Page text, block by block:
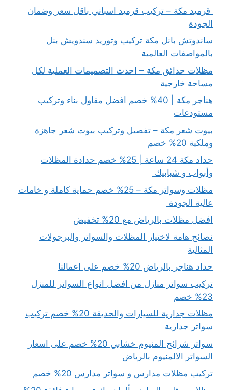
قرميد مكة – تركيب قرميد اسباني باقل سعر وضمان
الجودة
ساندوتش بانل مكة تركيب وتوريد سندويش بنل
بالمواصفات العالمية
مظلات حدائق مكة – احدث التصميمات العملية لكل
مساحة خارجية
هناجر مكة | 40% خصم افضل مقاول بناء وتركيب
مستودعات
بيوت شعر مكة – تفصيل وتركيب بيوت شعر جاهزة
وملكية 20% خصم
حداد مكة 24 ساعة | 25% خصم حدادة المظلات
وأبواب و شبابيك
مظلات وسواتر مكة – 25% خصم حماية كاملة و خامات
عالية الجودة
افضل مظلات بالرياض مع 20% تخفيض
نصائح هامة لاختيار المظلات والسواتر والبرجولات
المثالية
حداد هناجر بالرياض 20% خصم على اعمالنا
تركيب سواتر منازل من افضل انواع السواتر للمنزل
23% خصم
مظلات جدارية للسيارات والحديقة 20% خصم تركيب
سواتر جدارية
سواتر شرائح المنيوم خشابي 20% خصم على اسعار
السواتر الالمنيوم بالرياض
تركيب مظلات مدارس و سواتر مدارس 20% خصم